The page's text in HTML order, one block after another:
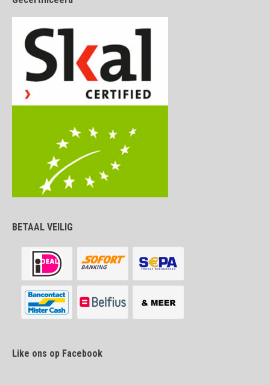
BETAAL VEILIG
Like ons op Facebook